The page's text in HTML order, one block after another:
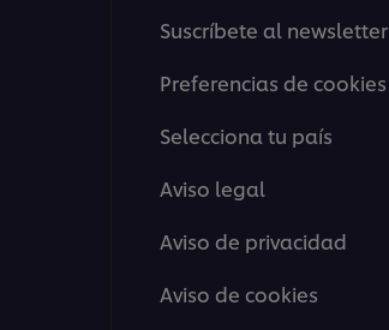
Suscríbete al newsletter
Preferencias de cookies
Selecciona tu país
Aviso legal
Aviso de privacidad
Aviso de cookies